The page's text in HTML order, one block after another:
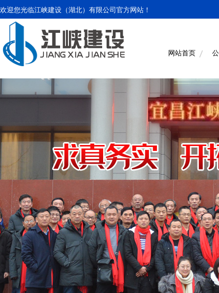
欢迎您光临江峡建设（湖北）有限公司官方网站！
网站首页